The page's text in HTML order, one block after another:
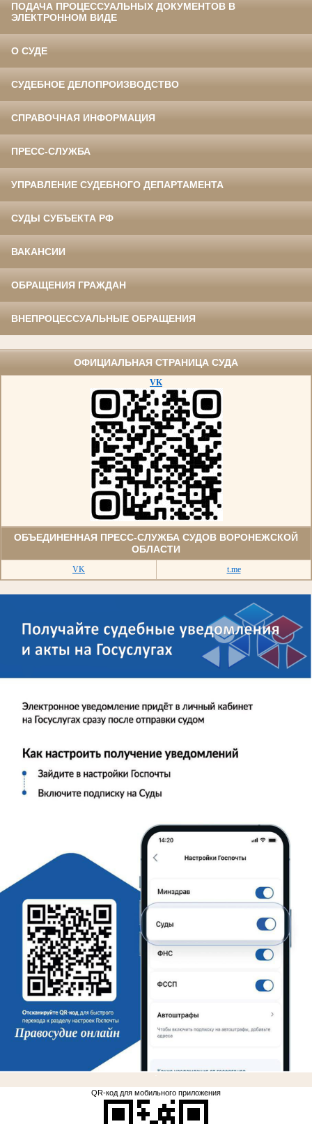
ПОДАЧА ПРОЦЕССУАЛЬНЫХ ДОКУМЕНТОВ В
ЭЛЕКТРОННОМ ВИДЕ
О СУДЕ
СУДЕБНОЕ ДЕЛОПРОИЗВОДСТВО
СПРАВОЧНАЯ ИНФОРМАЦИЯ
ПРЕСС-СЛУЖБА
УПРАВЛЕНИЕ СУДЕБНОГО ДЕПАРТАМЕНТА
СУДЫ СУБЪЕКТА РФ
ВАКАНСИИ
ОБРАЩЕНИЯ ГРАЖДАН
ВНЕПРОЦЕССУАЛЬНЫЕ ОБРАЩЕНИЯ
ОФИЦИАЛЬНАЯ СТРАНИЦА СУДА
VK
ОБЪЕДИНЕННАЯ ПРЕСС-СЛУЖБА СУДОВ ВОРОНЕЖСКОЙ
ОБЛАСТИ
VK t.me
.
QR-код для мобильного приложения